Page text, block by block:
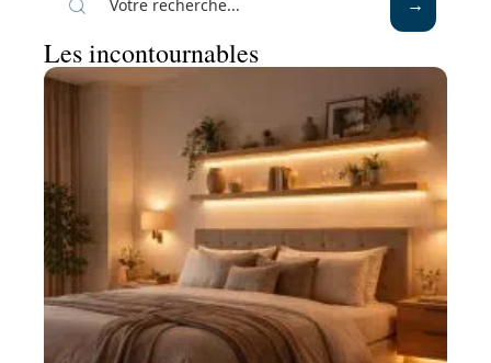
Les incontournables